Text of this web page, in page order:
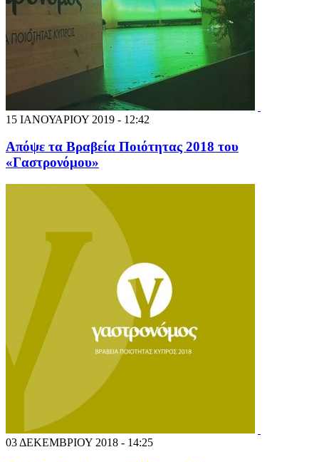
15 ΙΑΝΟΥΑΡΙΟΥ 2019 - 12:42
Απόψε τα Βραβεία Ποιότητας 2018 του
«Γαστρονόμου»
03 ΔΕΚΕΜΒΡΙΟΥ 2018 - 14:25